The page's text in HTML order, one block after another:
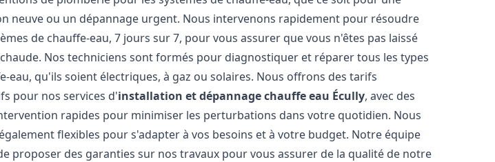
neuve ou un dépannage urgent. Nous intervenons rapidement pour résoudre
de chauffe-eau, 7 jours sur 7, pour vous assurer que vous n'êtes pas laissé
Nos techniciens sont formés pour diagnostiquer et réparer tous les types
eau, qu'ils soient électriques, à gaz ou solaires. Nous offrons des tarifs
pour nos services d'installation et dépannage chauffe eau Écully, avec des
rapides pour minimiser les perturbations dans votre quotidien. Nous
flexibles pour s'adapter à vos besoins et à votre budget. Notre équipe
proposer des garanties sur nos travaux pour vous assurer de la qualité de notre